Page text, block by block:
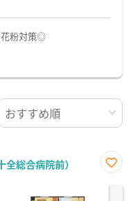
花粉対策◎
総合病院前）
に入